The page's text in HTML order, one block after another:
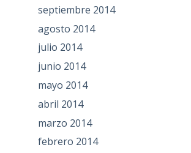
septiembre 2014
agosto 2014
julio 2014
junio 2014
mayo 2014
abril 2014
marzo 2014
febrero 2014